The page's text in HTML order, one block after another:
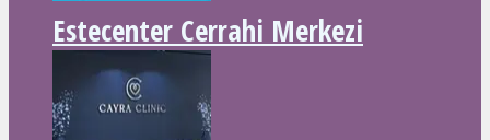
Estecenter Cerrahi Merkezi